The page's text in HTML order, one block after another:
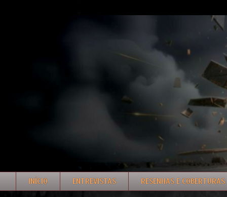
INÍCIO ENTREVISTAS RESENHAS E COBERTURAS